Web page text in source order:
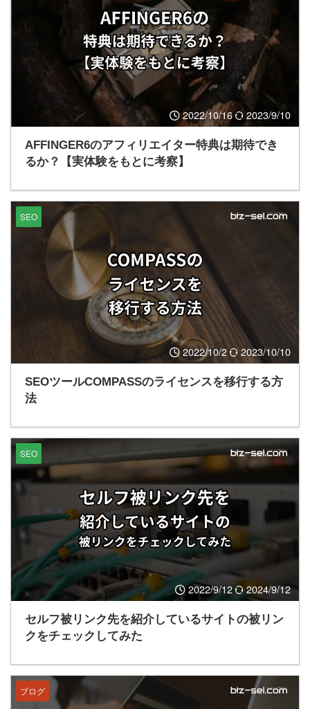
2022/10/16 2023/9/10
AFFINGER6のアフィリエイター特典は期待でき
るか？【実体験をもとに考察】
2022/10/2 2023/10/10
SEO
SEOツールCOMPASSのライセンスを移行する方
法
2022/9/12 2024/9/12
SEO
セルフ被リンク先を紹介しているサイトの被リン
クをチェックしてみた
ブログ